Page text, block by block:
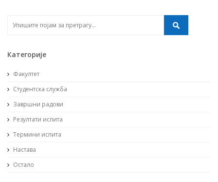
Категорије
Факултет
Студентска служба
Завршни радови
Резултати испита
Термини испита
Настава
Остало